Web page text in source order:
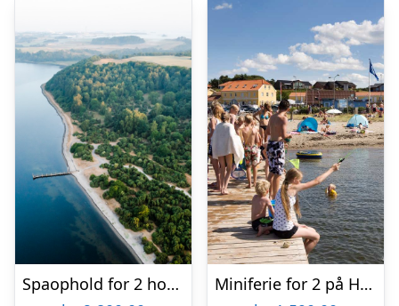
Spaophold for 2 hos Hotel BramslevGaard
Miniferie for 2 på Hvalpsund Færgekro